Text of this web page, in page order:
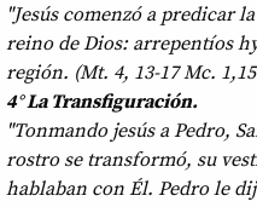
"Jesús comenzó a predicar
reino de Dios: arrepentíos
región. (Mt. 4, 13-17 Mc.
4° La Transfiguración.
"Tonmando jesús a Pedro,
rostro se transformó, su
hablaban con Él. Pedro le